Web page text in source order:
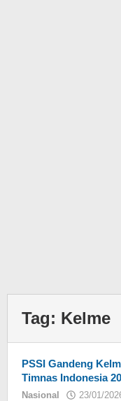
Tag: Kelme
PSSI Gandeng
Timnas Indonesia
Nasional 23/01/